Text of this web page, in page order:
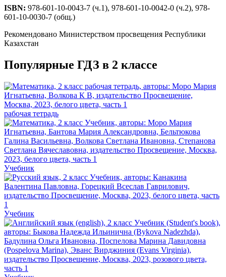
ISBN: 978-601-10-0043-7 (ч.1), 978-601-10-0042-0 (ч.2), 978-
601-10-0030-7 (общ.)
Рекомендовано Министерством просвещения Республики
Казахстан
Популярные ГДЗ в 2 классе
рабочая тетрадь
Учебник
Учебник